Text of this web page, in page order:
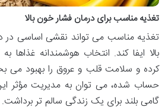
تغذیه مناسب برای درمان فشار خون بالا
تغذیه مناسب می تواند نقشی اساسی در
بالا ایفا کند. انتخاب هوشمندانه
کرده و سلامت قلب و عروق را بهبود می
حساب شده، می توان به مدیریت مؤثر
گامی بلند برای یک زندگی سالم تر برداشت.